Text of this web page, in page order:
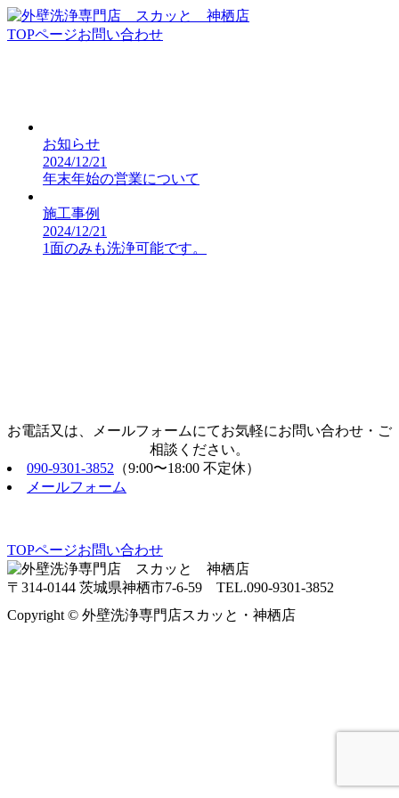
TOPページお問い合わせ
お知らせ
2024/12/21
年末年始の営業について
施工事例
2024/12/21
1面のみも洗浄可能です。
お電話又は、メールフォームにてお気軽にお問い合わせ・ご
相談ください。
090-9301-3852 （9:00〜18:00 不定休）
メールフォーム
TOPページお問い合わせ
〒314-0144 茨城県神栖市7-6-59 TEL.090-9301-3852
Copyright © 外壁洗浄専門店スカッと・神栖店